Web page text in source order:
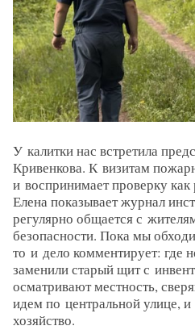
У калитки нас встретила
Кривенкова. К визитам
и воспринимает проверку
Елена показывает журнал
регулярно общается с
безопасности. Пока мы
то и дело комментирует: где
заменили старый щит с
осматривают местность,
идем по центральной улице,
хозяйство.